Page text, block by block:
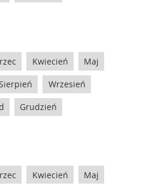
Kwiecień Maj
Wrzesień
Grudzień
Kwiecień Maj